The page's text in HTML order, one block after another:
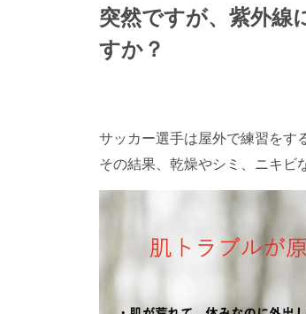
突然ですが、紫外線
すか？
サッカー選手は屋外で練習をす
その結果、乾燥やシミ、ニキビ